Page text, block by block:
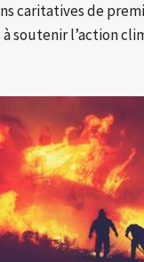
caritatives de
soutenir l’action